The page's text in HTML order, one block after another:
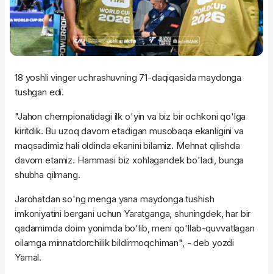
18 yoshli vinger uchrashuvning 71-daqiqasida maydonga
tushgan edi.
"Jahon chempionatidagi ilk o'yin va biz bir ochkoni qo'lga
kiritdik. Bu uzoq davom etadigan musobaqa ekanligini va
maqsadimiz hali oldinda ekanini bilamiz. Mehnat qilishda
davom etamiz. Hammasi biz xohlagandek bo'ladi, bunga
shubha qilmang.
Jarohatdan so'ng menga yana maydonga tushish
imkoniyatini bergani uchun Yaratganga, shuningdek, har bir
qadamimda doim yonimda bo'lib, meni qo'llab-quvvatlagan
oilamga minnatdorchilik bildirmoqchiman", - deb yozdi
Yamal.